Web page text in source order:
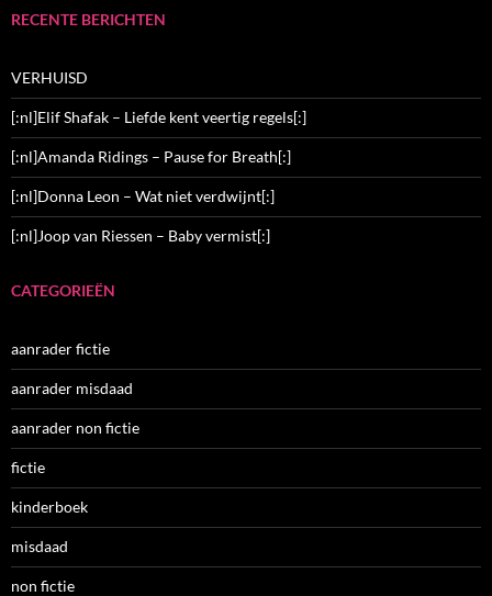
RECENTE BERICHTEN
VERHUISD
[:nl]Elif Shafak – Liefde kent veertig regels[:]
[:nl]Amanda Ridings – Pause for Breath[:]
[:nl]Donna Leon – Wat niet verdwijnt[:]
[:nl]Joop van Riessen – Baby vermist[:]
CATEGORIEËN
aanrader fictie
aanrader misdaad
aanrader non fictie
fictie
kinderboek
misdaad
non fictie